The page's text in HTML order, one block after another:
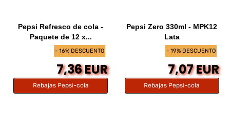
- 16% DESCUENTO
Pepsi Refresco de cola -
Paquete de 12 x...
7,36 EUR
Rebajas Pepsi-cola
- 19% DESCUENTO
Pepsi Zero 330ml - MPK12
Lata
7,07 EUR
Rebajas Pepsi-cola